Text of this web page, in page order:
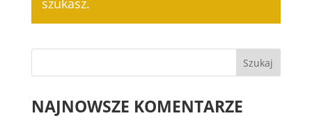
szukasz.
NAJNOWSZE KOMENTARZE